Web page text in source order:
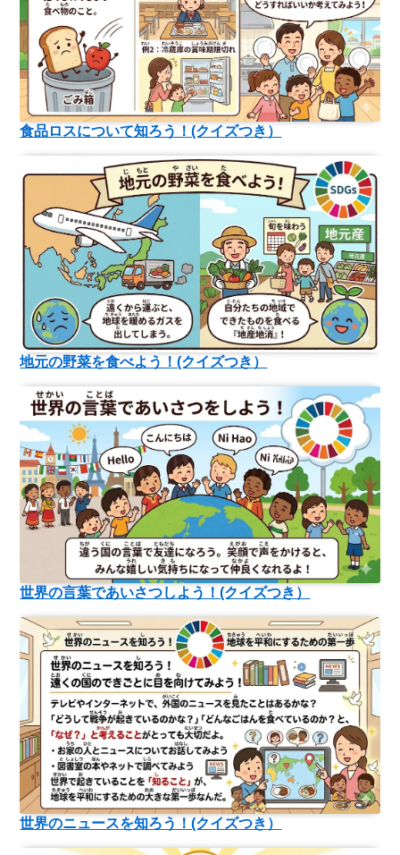
食品ロスについて知ろう！(クイズつき）
地元の野菜を食べよう！(クイズつき）
世界の言葉であいさつしよう！(クイズつき）
世界のニュースを知ろう！(クイズつき）